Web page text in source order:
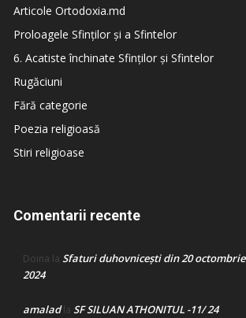
Articole Ortodoxia.md
Proloagele Sfinților și a Sfintelor
6. Acatiste închinate Sfinților și Sfintelor
Rugăciuni
Fără categorie
Poezia religioasă
Stiri religioase
Comentarii recente
Doina la Sfaturi duhovnicești din 20 octombrie
2024
amaladla SF SILUAN ATHONITUL -11/ 24